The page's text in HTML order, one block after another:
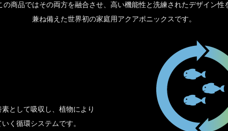
の商品ではその両方を融合させ、高い機能性と洗練されたデザイン性
兼ね備えた世界初の家庭用アクアポニックスです。
として吸収し、植物により
く循環システムです。